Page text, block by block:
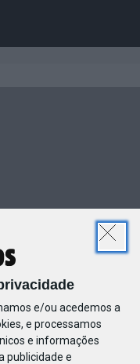
e/ou acedemos a
e processamos
e informações
publicidade e